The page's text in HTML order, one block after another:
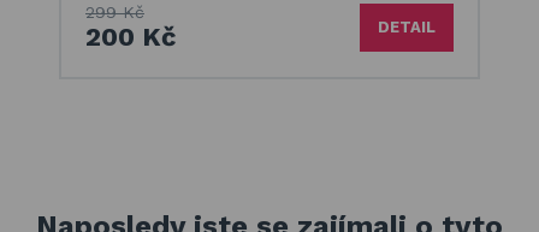
299 Kč
200 Kč DETAIL